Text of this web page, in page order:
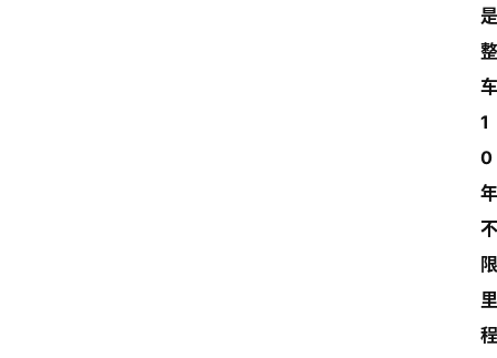
1
0